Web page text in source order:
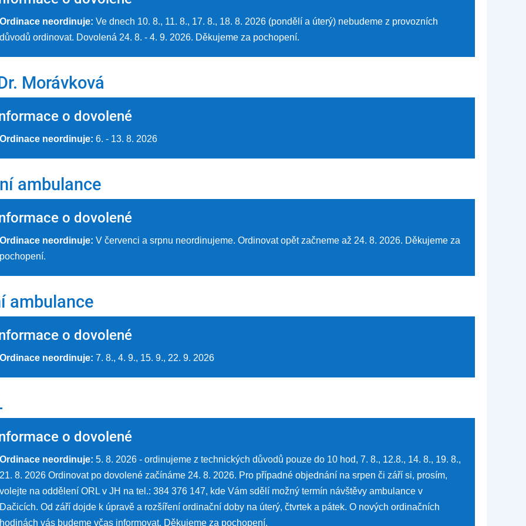
Ordinace neordinuje: Ve dnech 10. 8., 11. 8., 17. 8., 18. 8. 2026 (pondělí a úterý) nebudeme z provozních
důvodů ordinovat. Dovolená 24. 8. - 4. 9. 2026. Děkujeme za pochopení.
Morávková
o dovolené
Ordinace neordinuje: 6. - 13. 8. 2026
ambulance
o dovolené
Ordinace neordinuje: V červenci a srpnu neordinujeme. Ordinovat opět začneme až 24. 8. 2026. Děkujeme za
pochopení.
ambulance
o dovolené
Ordinace neordinuje: 7. 8., 4. 9., 15. 9., 22. 9. 2026
o dovolené
Ordinace neordinuje: 5. 8. 2026 - ordinujeme z technických důvodů pouze do 10 hod, 7. 8., 12.8., 14. 8., 19. 8.,
21. 8. 2026 Ordinovat po dovolené začínáme 24. 8. 2026. Pro případné objednání na srpen či září si, prosím,
volejte na oddělení ORL v JH na tel.: 384 376 147, kde Vám sdělí možný termín návštěvy ambulance v
Dačicích. Od září dojde k úpravě a rozšíření ordinační doby na úterý, čtvrtek a pátek. O nových ordinačních
hodinách vás budeme včas informovat. Děkujeme za pochopení.